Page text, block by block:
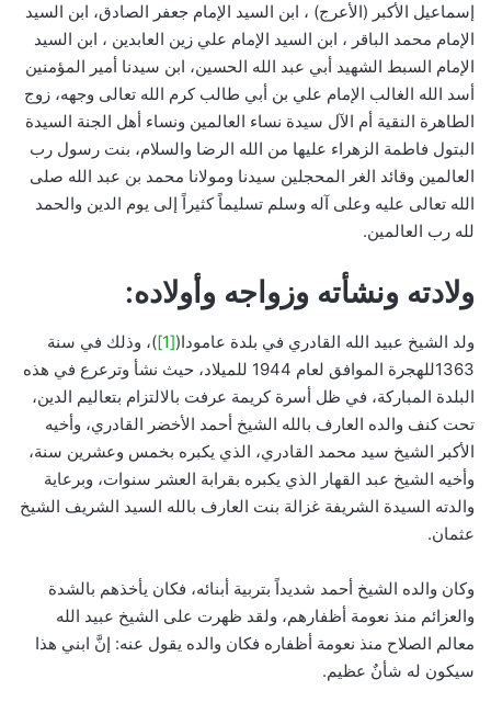
إسماعيل الأكبر (الأعرج) ، ابن السيد الإمام جعفر الصادق، ابن السيد
الإمام محمد الباقر ، ابن السيد الإمام علي زين العابدين ، ابن السيد
الإمام السبط الشهيد أبي عبد الله الحسين، ابن سيدنا أمير المؤمنين
أسد الله الغالب الإمام علي بن أبي طالب كرم الله تعالى وجهه، زوج
الطاهرة النقية أم الآل سيدة نساء العالمين ونساء أهل الجنة السيدة
البتول فاطمة الزهراء عليها من الله الرضا والسلام، بنت رسول رب
العالمين وقائد الغر المحجلين سيدنا ومولانا محمد بن عبد الله صلى
الله تعالى عليه وعلى آله وسلم تسليماً كثيراً إلى يوم الدين والحمد
لله رب العالمين.
ولادته ونشأته وزواجه وأولاده:
ولد الشيخ عبيد الله القادري في بلدة عامودا([1]
)، وذلك في سنة
1363للهجرة الموافق لعام 1944 للميلاد، حيث نشأ وترعرع في هذه
البلدة المباركة، في ظل أسرة كريمة عرفت بالالتزام بتعاليم الدين،
تحت كنف والده العارف بالله الشيخ أحمد الأخضر القادري، وأخيه
الأكبر الشيخ سيد محمد القادري، الذي يكبره بخمس وعشرين سنة،
وأخيه الشيخ عبد القهار الذي يكبره بقرابة العشر سنوات، وبرعاية
والدته السيدة الشريفة غزالة بنت العارف بالله السيد الشريف الشيخ
عثمان.
وكان والده الشيخ أحمد شديداً بتربية أبنائه، فكان يأخذهم بالشدة
والعزائم منذ نعومة أظفارهم، ولقد ظهرت على الشيخ عبيد الله
معالم الصلاح منذ نعومة أظفاره فكان والده يقول عنه: إنَّ ابني هذا
سيكون له شأنٌ عظيم.